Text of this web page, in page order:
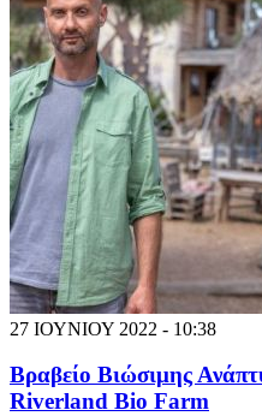
27 ΙΟΥΝΙΟΥ 2022 - 10:38
Βραβείο Βιώσιμης
Riverland Bio Farm